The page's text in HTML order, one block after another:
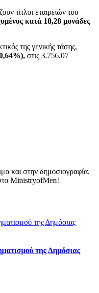
τίτλοι εταιρειών του
κατά 18,28 μονάδες
της γενικής τάσης,
στις 3.756,07
και στην δημοσιογραφία.
MinistryofMen!
της Δημόσιας